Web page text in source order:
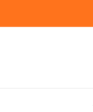
contenu